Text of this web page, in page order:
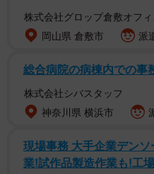
株式会社グロップ倉敷オフィ
岡山県 倉敷市
派
総合病院の病棟内での事
株式会社シバスタッフ
神奈川県 横浜市
現場事務 大手企業デン
業!試作品製造作業も!工